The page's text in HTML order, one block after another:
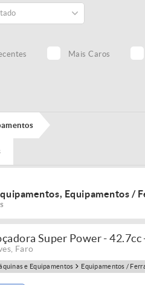
Mais Caros
Equipamentos /
Super Power -
Faro
e Equipamentos Equipamentos /